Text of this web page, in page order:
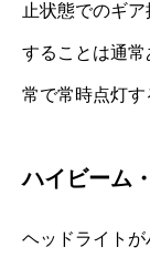
止状態でのギ
することは通
常で常時点灯す
ハイビーム
ヘッドライト